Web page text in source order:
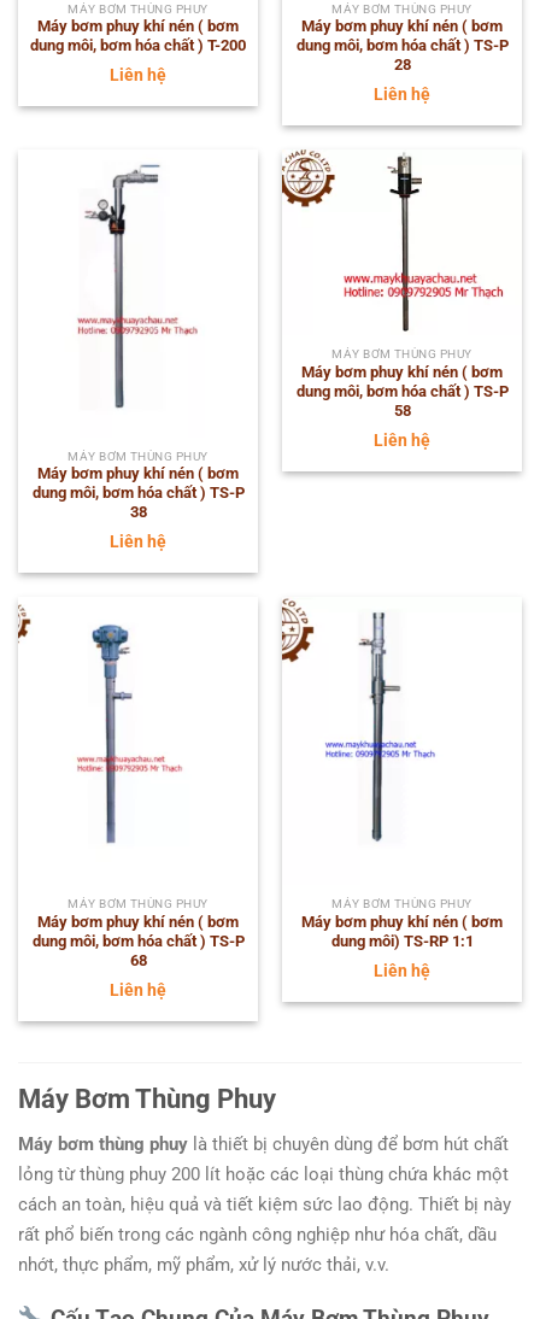
MÁY BƠM THÙNG PHUY
Máy bơm phuy khí nén ( bơm
dung môi, bơm hóa chất ) T-200
Liên hệ
MÁY BƠM THÙNG PHUY
Máy bơm phuy khí nén ( bơm
dung môi, bơm hóa chất ) TS-P
28
Liên hệ
MÁY BƠM THÙNG PHUY
Máy bơm phuy khí nén ( bơm
dung môi, bơm hóa chất ) TS-P
38
Liên hệ
MÁY BƠM THÙNG PHUY
Máy bơm phuy khí nén ( bơm
dung môi, bơm hóa chất ) TS-P
58
Liên hệ
MÁY BƠM THÙNG PHUY
Máy bơm phuy khí nén ( bơm
dung môi, bơm hóa chất ) TS-P
68
Liên hệ
MÁY BƠM THÙNG PHUY
Máy bơm phuy khí nén ( bơm
dung môi) TS-RP 1:1
Liên hệ
Máy Bơm Thùng Phuy
Máy bơm thùng phuy là thiết bị chuyên dùng để bơm hút chất
lỏng từ thùng phuy 200 lít hoặc các loại thùng chứa khác một
cách an toàn, hiệu quả và tiết kiệm sức lao động. Thiết bị này
rất phổ biến trong các ngành công nghiệp như hóa chất, dầu
nhớt, thực phẩm, mỹ phẩm, xử lý nước thải, v.v.